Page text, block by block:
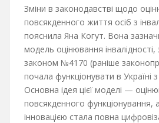
Зміни в законодавстві щодо
повсякденного життя осіб з
пояснила Яна Когут. Вона
модель оцінювання
законом №4170 (раніше
почала функціонувати в Україні
Основна ідея цієї моделі —
повсякденного функціонування,
інновацією стала повна